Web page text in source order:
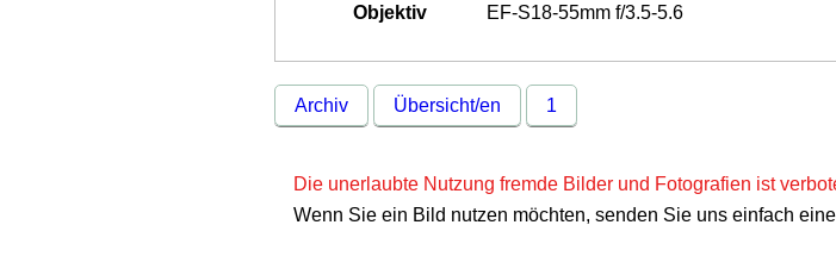
Objektiv
EF-S18-55mm f/3.5-5.6
Archiv Übersicht/en 1
Die unerlaubte Nutzung fremde Bilder und Fotografien ist
Wenn Sie ein Bild nutzen möchten, senden Sie uns einfach eine